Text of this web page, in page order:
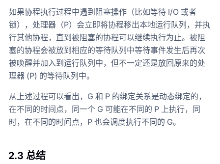
如果协程执行过程中遇到阻塞操作（比如等待 I/O 或者
锁），处理器（P）会立即将协程移出本地运行队列，并执
行其他协程，直到被阻塞的协程可以继续执行为止。被阻
塞的协程会被放到相应的等待队列中等待事件发生后再次
被唤醒并加入到运行队列中，但不一定还是放回原来的处
理器 (P) 的等待队列中。
从上述过程可以看出，G 和 P 的绑定关系是动态绑定的，
在不同的时间点，同一个 G 可能在不同的 P 上执行，同
时，在不同的时间点，P 也会调度执行不同的 G。
2.3 总结